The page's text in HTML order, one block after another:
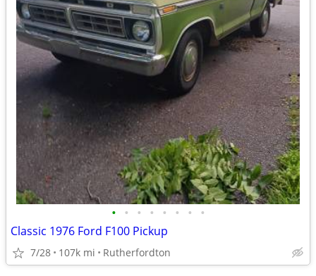
• • • • • • • •
Classic 1976 Ford F100 Pickup
7/28 107k mi Rutherfordton